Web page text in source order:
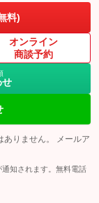
料)
オンライン
商談予約
せ
ありません。 メールア
知されます。無料電話